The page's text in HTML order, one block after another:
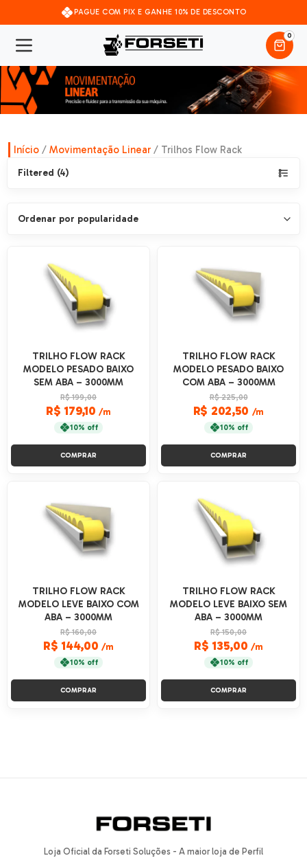
PAGUE COM PIX E GANHE 10% DE DESCONTO
0
Início / Movimentação Linear / Trilhos Flow Rack
Filtered (4)
TRILHO FLOW RACK
MODELO PESADO BAIXO
SEM ABA – 3000MM
R$ 199,00
R$ 179,10/m
10% off
COMPRAR
TRILHO FLOW RACK
MODELO PESADO BAIXO
COM ABA – 3000MM
R$ 225,00
R$ 202,50 /m
10% off
COMPRAR
TRILHO FLOW RACK
MODELO LEVE BAIXO COM
ABA – 3000MM
R$ 160,00
R$ 144,00/m
10% off
COMPRAR
TRILHO FLOW RACK
MODELO LEVE BAIXO SEM
ABA – 3000MM
R$ 150,00
R$ 135,00/m
10% off
COMPRAR
Loja Oficial da Forseti Soluções - A maior loja de Perfil